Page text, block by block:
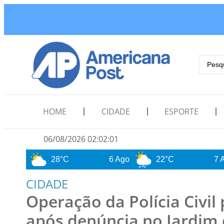
HOME CIDADE ESPORTE
06/08/2026 02:02:02
28°C 22°C
CIDADE
Operação da Polícia